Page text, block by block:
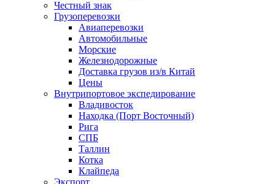
Честный знак
Грузоперевозки
Авиаперевозки
Автомобильные
Морские
Железнодорожные
Доставка грузов из/в Китай
Цены
Внутрипортовое экспедирование
Владивосток
Находка (Порт Восточный)
Рига
СПБ
Таллин
Котка
Клайпеда